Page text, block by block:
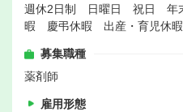
週休2日制 日曜日 祝日 年
暇 慶弔休暇 出産・育児休暇
募集職種
薬剤師
雇用形態